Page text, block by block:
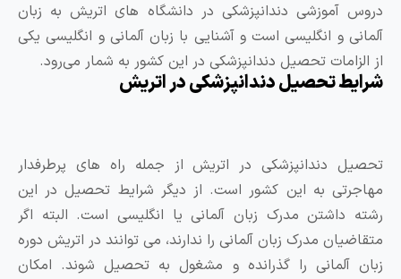
آموزشی دندانپزشکی در دانشگاه‌ های اتریش به زبان
و انگلیسی است و آشنایی با زبان آلمانی و انگلیسی یکی
الزامات تحصیل دندانپزشکی در این کشور به شمار می‌رود.
تحصیل دندانپزشکی در اتریش
دندانپزشکی در اتریش از جمله راه های پرطرفدار
به این کشور است. از دیگر شرایط تحصیل در این
داشتن مدرک زبان آلمانی یا انگلیسی است. البته اگر
مدرک زبان آلمانی را ندارند، می توانند در اتریش دوره
آلمانی را گذرانده و مشغول به تحصیل شوند. امکان